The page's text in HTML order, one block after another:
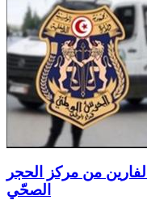
من مركز الحجر
الصحّي